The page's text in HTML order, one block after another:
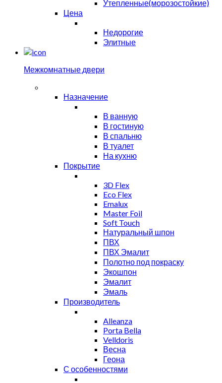
Утепленные(морозостойкие)
Цена
Недорогие
Элитные
Межкомнатные двери
Назначение
В ванную
В гостиную
В спальню
В туалет
На кухню
Покрытие
3D Flex
Eco Flex
Emalux
Master Foil
Soft Touch
Натуральный шпон
ПВХ
ПВХ Эмалит
Полотно под покраску
Экошпон
Эмалит
Эмаль
Производитель
Alleanza
Porta Bella
Velldoris
Весна
Геона
С особенностями